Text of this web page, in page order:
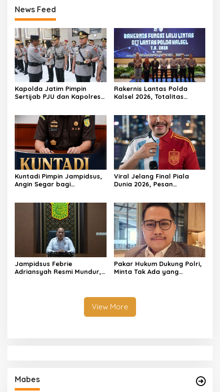
News Feed
Kapolda Jatim Pimpin
Sertijab PJU dan Kapolres,
Pelayanan Presisi
Rakernis Lantas Polda
Kalsel 2026, Totalitas
Kuntadi Pimpin Jampidsus,
Angin Segar bagi
Viral Jelang Final Piala
Dunia 2026, Pesan
Bukti Doa Satu Pihak Lebih
Dicintai Tuhan
Jampidsus Febrie
Adriansyah Resmi Mundur,
Pakar Hukum Dukung Polri,
Minta Tak Ada yang
View More
Mabes